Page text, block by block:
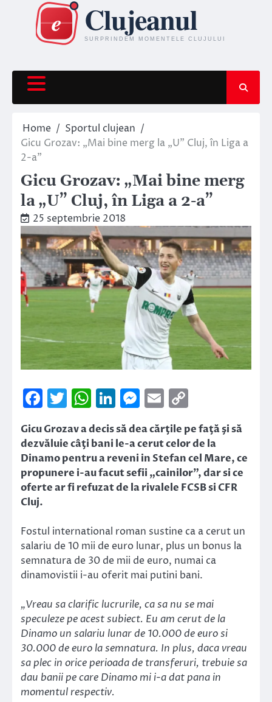
content
Home
Sportul clujean
Gicu Grozav: „Mai bine merg la „U” Cluj, în Liga a
2-a”
Gicu Grozav: „Mai bine merg
la „U” Cluj, în Liga a 2-a”
25 septembrie 2018
Facebook
Twitter
WhatsApp
LinkedIn
Messenger
Email
Link
Gicu Grozav a decis să dea cărţile pe faţă şi să
dezvăluie câţi bani le-a cerut celor de la
Dinamo pentru a reveni in Stefan cel Mare, ce
propunere i-au facut sefii „cainilor”, dar si ce
oferte ar fi refuzat de la rivalele FCSB si CFR
Cluj.
Fostul international roman sustine ca a cerut un
salariu de 10 mii de euro lunar, plus un bonus la
semnatura de 30 de mii de euro, numai ca
dinamovistii i-au oferit mai putini bani.
„Vreau sa clarific lucrurile, ca sa nu se mai
speculeze pe acest subiect. Eu am cerut de la
Dinamo un salariu lunar de 10.000 de euro si
30.000 de euro la semnatura. In plus, daca vreau
sa plec in orice perioada de transferuri, trebuie sa
dau banii pe care Dinamo mi i-a dat pana in
momentul respectiv.